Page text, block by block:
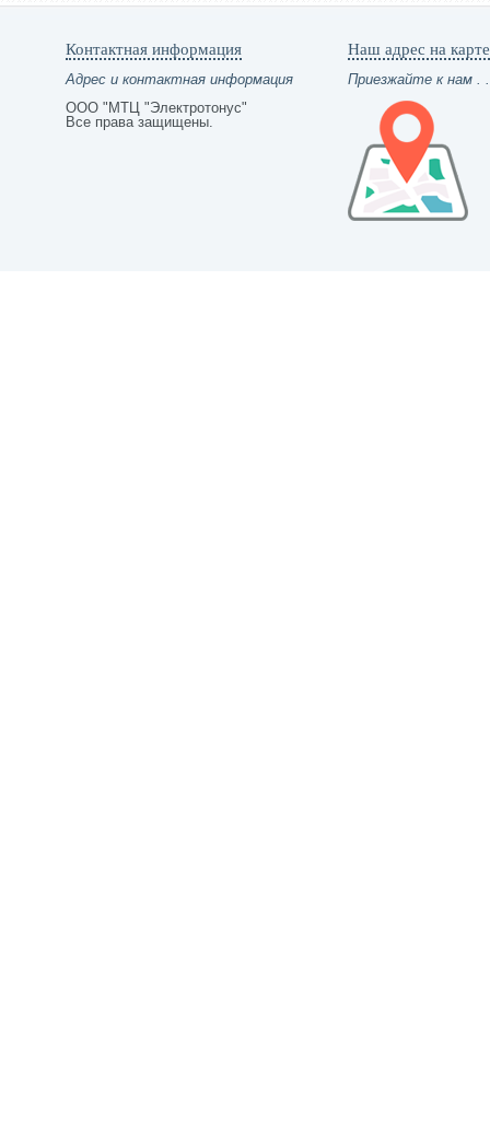
Контактная информация
Адрес и контактная информация
ООО "МТЦ "Электротонус"
Все права защищены.
Наш адрес на карте
Приезжайте к нам .